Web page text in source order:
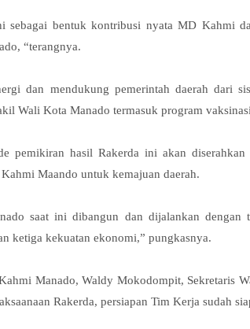
sebagai bentuk kontribusi nyata MD Kahmi
“terangnya.
dan mendukung pemerintah daerah dari
Wali Kota Manado termasuk program
pemikiran hasil Rakerda ini akan diserahkan
Maando untuk kemajuan daerah.
saat ini dibangun dan dijalankan dengan
ketiga kekuatan ekonomi,” pungkasnya.
Manado, Waldy Mokodompit, Sekretaris
Rakerda, persiapan Tim Kerja sudah